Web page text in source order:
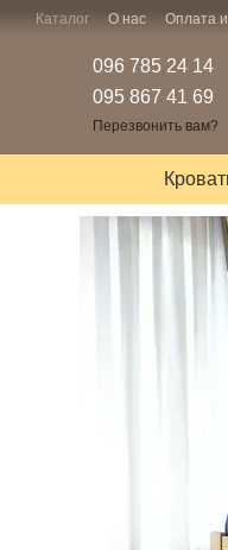
Перейти к основному
Каталог О нас Оплата
096 785 24 14
095 867 41 69
Перезвонить вам?